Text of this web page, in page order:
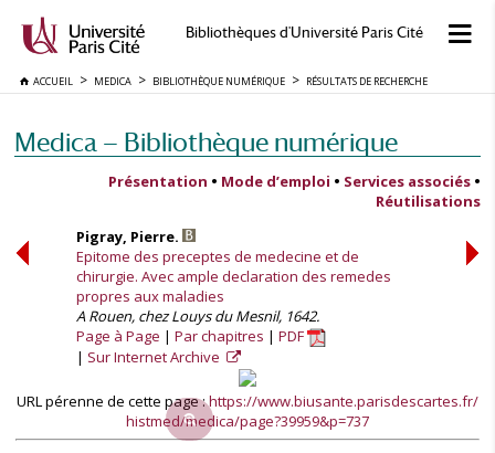
Bibliothèques d'Université Paris Cité
ACCUEIL MEDICA BIBLIOTHÈQUE NUMÉRIQUE RÉSULTATS DE RECHERCHE
Medica — Bibliothèque numérique
Présentation • Mode d’emploi • Services associés •
Réutilisations
Pigray, Pierre.
Epitome des preceptes de medecine et de
chirurgie. Avec ample declaration des remedes
propres aux maladies
A Rouen, chez Louys du Mesnil, 1642.
Page à Page
Par chapitres
PDF
Sur Internet Archive
URL pérenne de cette page :https://www.biusante.parisdescartes.fr/
histmed/medica/page?39959&p=737